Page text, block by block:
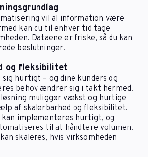
vil al information være
kan du til enhver tid tage
Dataene er friske, så du kan
beslutninger.
og fleksibilitet
hurtigt – og dine kunders og
behov ændrer sig i takt hermed.
muliggør vækst og hurtige
af skalerbarhed og fleksibilitet.
implementeres hurtigt, og
til at håndtere volumen.
skaleres, hvis virksomheden